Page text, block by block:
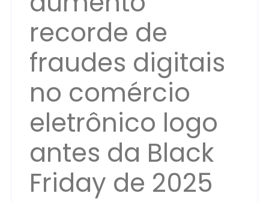
recorde de
fraudes digitais
no comércio
eletrônico logo
antes da Black
Friday de 2025